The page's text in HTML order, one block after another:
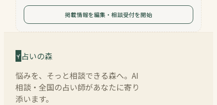
掲載情報を編集・相談受付を開始
占いの森
悩みを、そっと相談できる森へ。AI
相談・全国の占い師があなたに寄り
添います。